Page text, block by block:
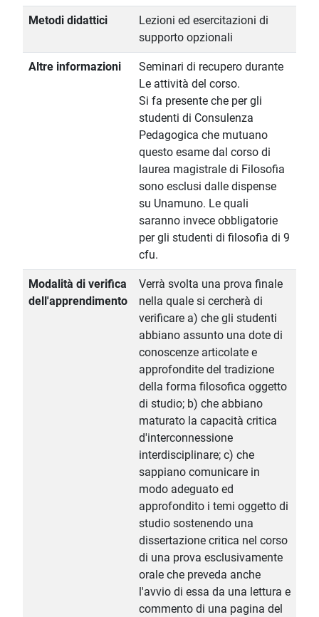
Metodi didattici
Lezioni ed esercitazioni di
supporto opzionali
Altre informazioni
Seminari di recupero durante
Le attività del corso.
Si fa presente che per gli
studenti di Consulenza
Pedagogica che mutuano
questo esame dal corso di
laurea magistrale di Filosofia
sono esclusi dalle dispense
su Unamuno. Le quali
saranno invece obbligatorie
per gli studenti di filosofia di 9
cfu.
Modalità di verifica
dell'apprendimento
Verrà svolta una prova finale
nella quale si cercherà di
verificare a) che gli studenti
abbiano assunto una dote di
conoscenze articolate e
approfondite del tradizione
della forma filosofica oggetto
di studio; b) che abbiano
maturato la capacità critica
d'interconnessione
interdisciplinare; c) che
sappiano comunicare in
modo adeguato ed
approfondito i temi oggetto di
studio sostenendo una
dissertazione critica nel corso
di una prova esclusivamente
orale che preveda anche
l'avvio di essa da una lettura e
commento di una pagina del